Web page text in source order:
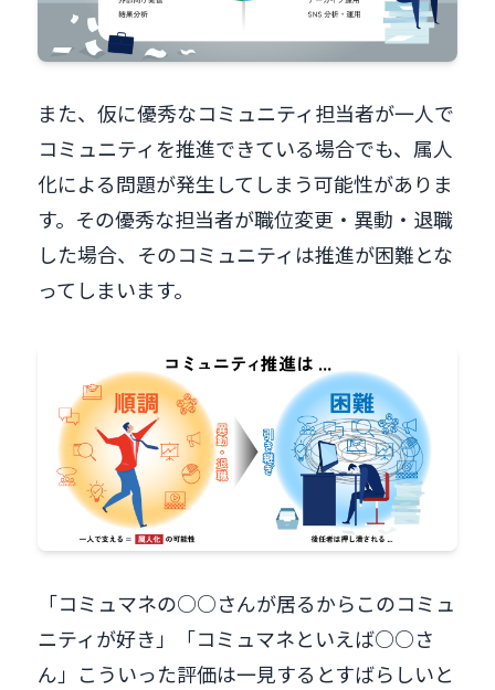
また、仮に優秀なコミュニティ担当者が一人で
コミュニティを推進できている場合でも、属人
化による問題が発生してしまう可能性がありま
す。その優秀な担当者が職位変更・異動・退職
した場合、そのコミュニティは推進が困難とな
ってしまいます。
「コミュマネの○○さんが居るからこのコミュ
ニティが好き」「コミュマネといえば○○さ
ん」こういった評価は一見するとすばらしいと